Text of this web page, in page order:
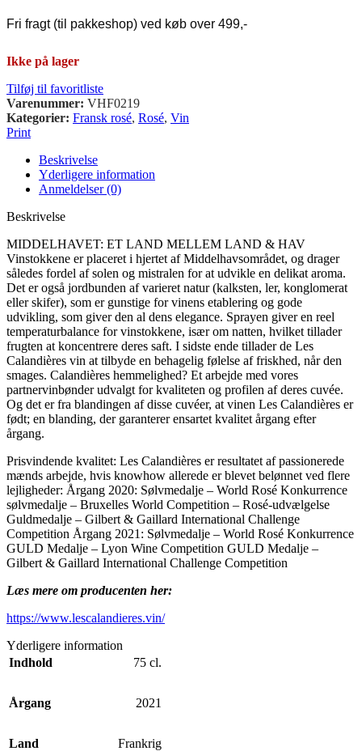
Fri fragt (til pakkeshop) ved køb over 499,-
Ikke på lager
Tilføj til favoritliste
Varenummer: VHF0219
Kategorier: Fransk rosé, Rosé, Vin
Print
Beskrivelse
Yderligere information
Anmeldelser (0)
Beskrivelse
MIDDELHAVET: ET LAND MELLEM LAND & HAV
Vinstokkene er placeret i hjertet af Middelhavsområdet, og drager
således fordel af solen og mistralen for at udvikle en delikat aroma.
Det er også jordbunden af ​​varieret natur (kalksten, ler, konglomerat
eller skifer), som er gunstige for vinens etablering og gode
udvikling, som giver den al dens elegance. Sprayen giver en reel
temperaturbalance for vinstokkene, især om natten, hvilket tillader
frugten at koncentrere deres saft. I sidste ende tillader de Les
Calandières vin at tilbyde en behagelig følelse af friskhed, når den
smages. Calandières hemmelighed? Et arbejde med vores
partnervinbønder udvalgt for kvaliteten og profilen af ​​deres cuvée.
Og det er fra blandingen af ​​disse cuvéer, at vinen Les Calandières er
født; en blanding, der garanterer ensartet kvalitet årgang efter
årgang.
Prisvindende kvalitet: Les Calandières er resultatet af passionerede
mænds arbejde, hvis knowhow allerede er blevet belønnet ved flere
lejligheder: Årgang 2020: Sølvmedalje – World Rosé Konkurrence
sølvmedalje – Bruxelles World Competition – Rosé-udvælgelse
Guldmedalje – Gilbert & Gaillard International Challenge
Competition Årgang 2021: Sølvmedalje – World Rosé Konkurrence
GULD Medalje – Lyon Wine Competition GULD Medalje –
Gilbert & Gaillard International Challenge Competition
Læs mere om producenten her:
https://www.lescalandieres.vin/
Yderligere information
Indhold
75 cl.
Årgang 2021
Land Frankrig